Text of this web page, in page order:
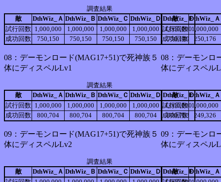
調査結果
敵
DthWiz_Ａ DthWiz_Ｂ DthWiz_Ｃ DthWiz_Ｄ DthWiz_Ｅ
試行回数 1,000,000 1,000,000 1,000,000 1,000,000
1,000,000
成功回数
750,150 750,150 750,150 750,150 750,149
08：デーモンロード(MAG17+51)で死神族５
体にディスペルLv1
調査結果
敵
DthWiz_Ａ DthWiz_Ｂ DthWiz_Ｃ DthWiz_Ｄ DthWiz_Ｅ
試行回数 1,000,000 1,000,000 1,000,000 1,000,000
1,000,000
成功回数
800,704 800,704 800,704 800,704 800,703
09：デーモンロード(MAG17+51)で死神族５
体にディスペルLv2
調査結果
敵
DthWiz_Ａ DthWiz_Ｂ DthWiz_Ｃ DthWiz_Ｄ DthWiz_Ｅ
敵
DthWiz_Ａ
試行回数 1,000,000
成功回数
250,176
08：デーモンロ
体にディスペル
敵
DthWiz_Ａ
試行回数 1,000,000
成功回数
249,326
09：デーモンロ
体にディスペル
敵
DthWiz_Ａ